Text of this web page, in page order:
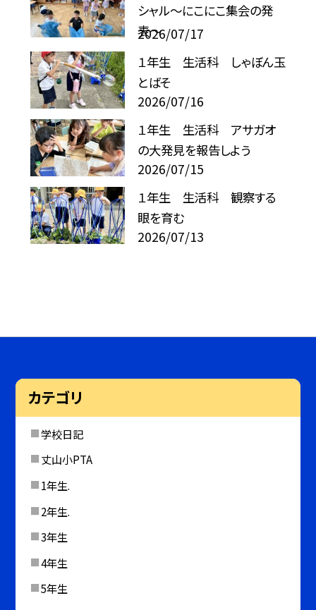
シャル〜にこにこ集会の発
表〜
2026/07/17
１年生 生活科 しゃぼん玉
とばそ
2026/07/16
１年生 生活科 アサガオ
の大発見を報告しよう
2026/07/15
１年生 生活科 観察する
眼を育む
2026/07/13
カテゴリ
学校日記
丈山小PTA
1年生.
2年生.
3年生
4年生
5年生